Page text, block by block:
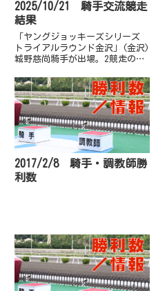
2025/10/21 騎手交流競走
結果
「ヤングジョッキーズシリーズ
トライアルラウンド金沢」(金沢)
城野慈尚騎手が出場。2競走の結
算し、合計30ポイントで地方競
馬西日本地区暫定9位。これをも
ってトライアルラウンド参加終
了。(10人中)
2017/2/8 騎手・調教師勝
利数